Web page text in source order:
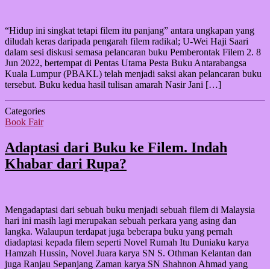
“Hidup ini singkat tetapi filem itu panjang” antara ungkapan yang
diludah keras daripada pengarah filem radikal; U-Wei Haji Saari
dalam sesi diskusi semasa pelancaran buku Pemberontak Filem 2. 8
Jun 2022, bertempat di Pentas Utama Pesta Buku Antarabangsa
Kuala Lumpur (PBAKL) telah menjadi saksi akan pelancaran buku
tersebut. Buku kedua hasil tulisan amarah Nasir Jani […]
Categories
Book Fair
Adaptasi dari Buku ke Filem. Indah
Khabar dari Rupa?
Mengadaptasi dari sebuah buku menjadi sebuah filem di Malaysia
hari ini masih lagi merupakan sebuah perkara yang asing dan
langka. Walaupun terdapat juga beberapa buku yang pernah
diadaptasi kepada filem seperti Novel Rumah Itu Duniaku karya
Hamzah Hussin, Novel Juara karya SN S. Othman Kelantan dan
juga Ranjau Sepanjang Zaman karya SN Shahnon Ahmad yang